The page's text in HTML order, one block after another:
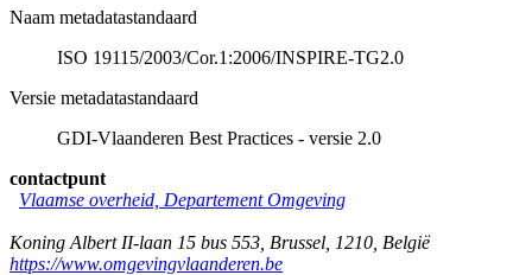
Naam metadatastandaard
ISO 19115/2003/Cor.1:2006/INSPIRE-TG2.0
Versie metadatastandaard
GDI-Vlaanderen Best Practices - versie 2.0
contactpunt
Vlaamse overheid, Departement Omgeving
Koning Albert II-laan 15 bus 553 Brussel 1210 België
https://www.omgevingvlaanderen.be